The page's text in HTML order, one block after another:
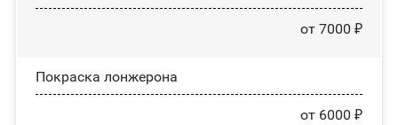
от 7000 ₽
Покраска лонжерона
от 6000 ₽